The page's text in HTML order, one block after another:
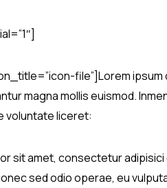
file”]Lorem
magna mollis euismod.
voluntate liceret:
sit amet, consectetur
sed odio operae, eu